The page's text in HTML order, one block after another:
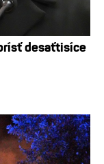
desaťtisíce